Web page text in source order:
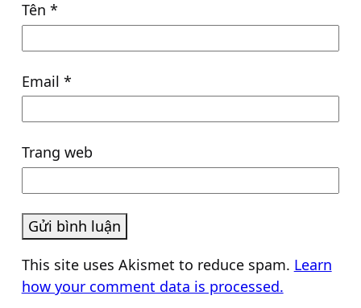
Tên *
Email *
Trang web
This site uses Akismet to reduce spam. Learn
how your comment data is processed.